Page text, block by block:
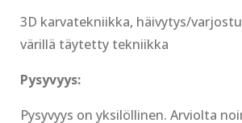
3D karvatekniikka, häivytys/
värillä täytetty tekniikka
Pysyvyys:
Pysyvyys on yksilöllinen. Arviolta